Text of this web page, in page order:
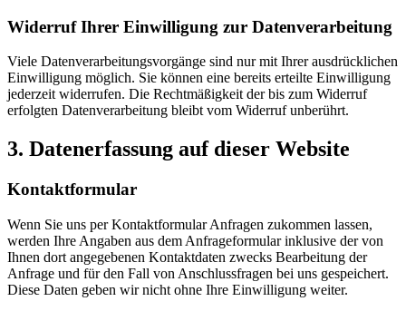
Widerruf Ihrer Einwilligung zur Datenverarbeitung
Viele Datenverarbeitungsvorgänge sind nur mit Ihrer ausdrücklichen
Einwilligung möglich. Sie können eine bereits erteilte Einwilligung
jederzeit widerrufen. Die Rechtmäßigkeit der bis zum Widerruf
erfolgten Datenverarbeitung bleibt vom Widerruf unberührt.
3. Datenerfassung auf dieser Website
Kontaktformular
Wenn Sie uns per Kontaktformular Anfragen zukommen lassen,
werden Ihre Angaben aus dem Anfrageformular inklusive der von
Ihnen dort angegebenen Kontaktdaten zwecks Bearbeitung der
Anfrage und für den Fall von Anschlussfragen bei uns gespeichert.
Diese Daten geben wir nicht ohne Ihre Einwilligung weiter.